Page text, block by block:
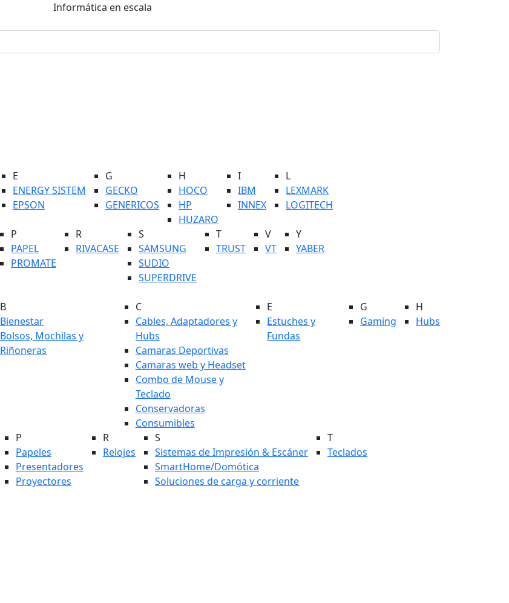
Informática en escala
E
ENERGY SISTEM
EPSON
G
GECKO
GENERICOS
H
HOCO
HP
HUZARO
I
IBM
INNEX
L
LEXMARK
LOGITECH
P
PAPEL
PROMATE
R
RIVACASE
S
SAMSUNG
SUDIO
SUPERDRIVE
T
TRUST
V
VT
Y
YABER
B
Bienestar
Bolsos, Mochilas y
Riñoneras
C
Cables, Adaptadores y
Hubs
Camaras Deportivas
Camaras web y Headset
Combo de Mouse y
Teclado
Conservadoras
Consumibles
E
Estuches y
Fundas
G
Gaming
H
Hubs
P
Papeles
Presentadores
Proyectores
R
Relojes
S
Sistemas de Impresión & Escáner
SmartHome/Domótica
Soluciones de carga y corriente
T
Teclados